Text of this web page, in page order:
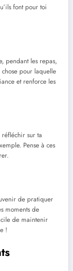
font pour toi
pendant les repas,
pour laquelle
et renforce les
sur ta
Pense à ces
de pratiquer
moments de
de maintenir
!